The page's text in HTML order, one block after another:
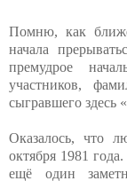
Помню, как
начала
премудрое
участников,
сыгравшего здесь
Оказалось, что
октября 1981
ещё один